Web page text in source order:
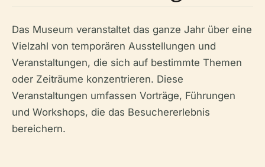
Das Museum veranstaltet das ganze Jahr über eine
Vielzahl von temporären Ausstellungen und
Veranstaltungen, die sich auf bestimmte Themen
oder Zeiträume konzentrieren. Diese
Veranstaltungen umfassen Vorträge, Führungen
und Workshops, die das Besuchererlebnis
bereichern.